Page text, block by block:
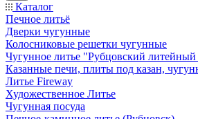
Каталог
Печное литьё
Дверки чугунные
Колосниковые решетки чугунные
Чугунное литье "Рубцовский
Казанные печи, плиты под казан,
Литье Fireway
Художественное Литье
Чугунная посуда